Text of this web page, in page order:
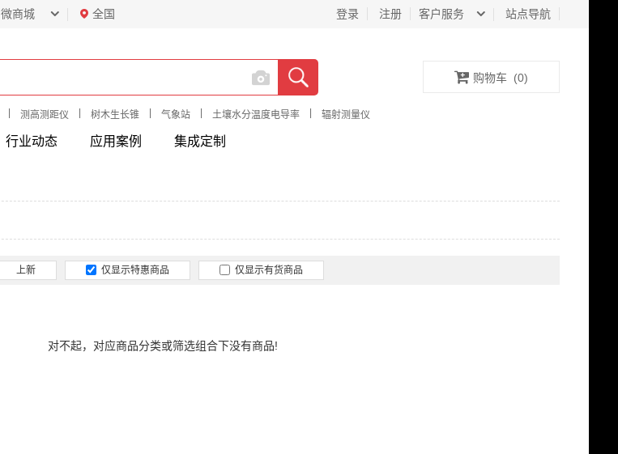
微商城 全国 客户服务 站点导航
登录 注册
测高测距仪 树木生长锥 气象站 土壤水分温度电导率 辐射测量仪
购物车 (0)
行业动态 应用案例 集成定制
上新 仅显示特惠商品 仅显示有货商品
对不起，对应商品分类或筛选组合下没有商品!